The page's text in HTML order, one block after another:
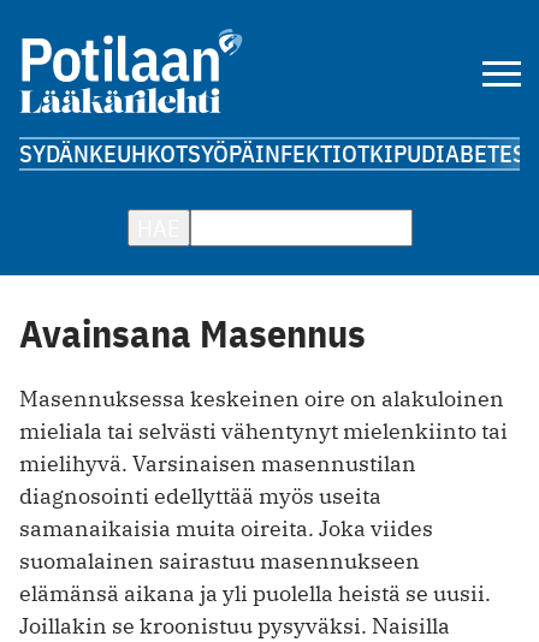
SYDÄNKEUHKOTSYÖPÄINFEKTIOTKIPUDIABETES
Avainsana Masennus
Masennuksessa keskeinen oire on alakuloinen
mieliala tai selvästi vähentynyt mielenkiinto tai
mielihyvä. Varsinaisen masennustilan
diagnosointi edellyttää myös useita
samanaikaisia muita oireita. Joka viides
suomalainen sairastuu masennukseen
elämänsä aikana ja yli puolella heistä se uusii.
Joillakin se kroonistuu pysyväksi. Naisilla